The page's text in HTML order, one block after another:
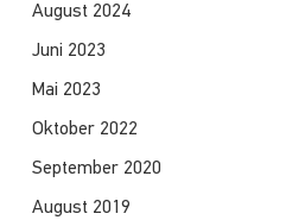
August 2024
Juni 2023
Mai 2023
Oktober 2022
September 2020
August 2019